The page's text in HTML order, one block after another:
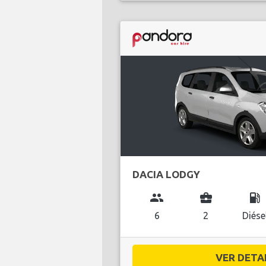
DACIA LODGY
group
6
business_center
2
local_gas_station
VER